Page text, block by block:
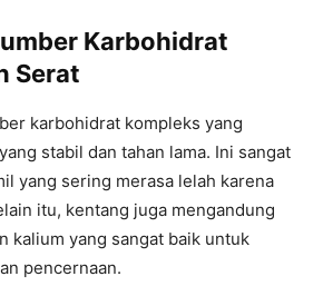
Karbohidrat
Serat
karbohidrat kompleks yang
stabil dan tahan lama. Ini sangat
yang sering merasa lelah karena
itu, kentang juga mengandung
kalium yang sangat baik untuk
pencernaan.